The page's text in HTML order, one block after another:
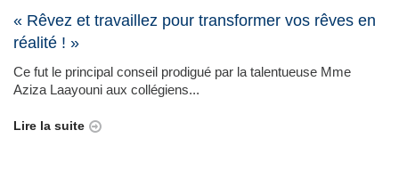
« Rêvez et travaillez pour transformer vos rêves en
réalité ! »
Ce fut le principal conseil prodigué par la talentueuse Mme
Aziza Laayouni aux collégiens...
Lire la suite